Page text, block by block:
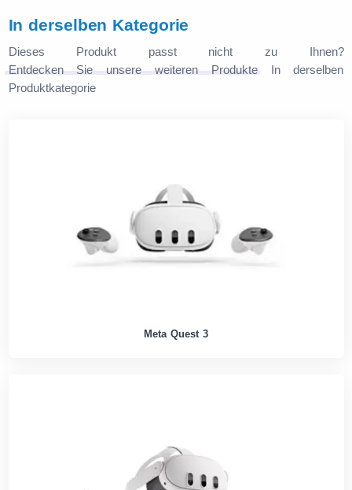
In derselben Kategorie
Dieses Produkt passt nicht zu Ihnen?
Entdecken Sie unsere weiteren ProdukteIn derselben
Produktkategorie
Meta Quest 3